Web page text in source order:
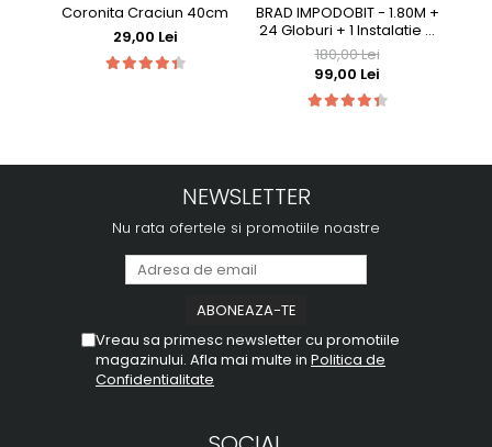
Coronita Craciun 40cm
29,00 Lei
BRAD IMPODOBIT - 1.80M +
24 Globuri + 1 Instalatie +
Varf CADOU
180,00 Lei
99,00 Lei
NEWSLETTER
Nu rata ofertele si promotiile noastre
Vreau sa primesc newsletter cu promotiile
magazinului. Afla mai multe in Politica de
Confidentialitate